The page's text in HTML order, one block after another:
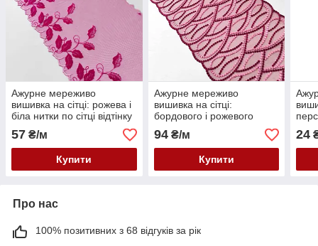
Ажурне мереживо
вишивка на сітці: рожева і
біла нитки по сітці відтінку
фуксії, ширина 22 см
57 ₴/м
Купити
Ажурне мереживо
вишивка на сітці:
бордового і рожевого
кольору нитки по сітці
бордового відтінку,
ширина 23 см
94₴/м
Купити
24
Про нас
100% позитивних з 68 відгуків за рік